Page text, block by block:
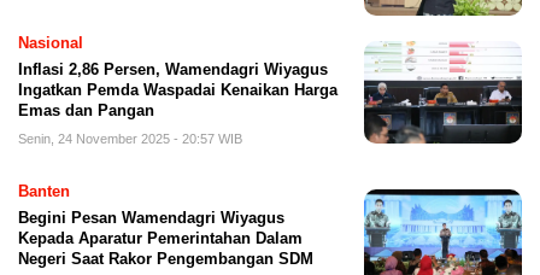
Nasional
Inflasi 2,86 Persen, Wamendagri Wiyagus
Ingatkan Pemda Waspadai Kenaikan Harga
Emas dan Pangan
Senin, 24 November 2025 - 20:57 WIB
Banten
Begini Pesan Wamendagri Wiyagus
Kepada Aparatur Pemerintahan Dalam
Negeri Saat Rakor Pengembangan SDM